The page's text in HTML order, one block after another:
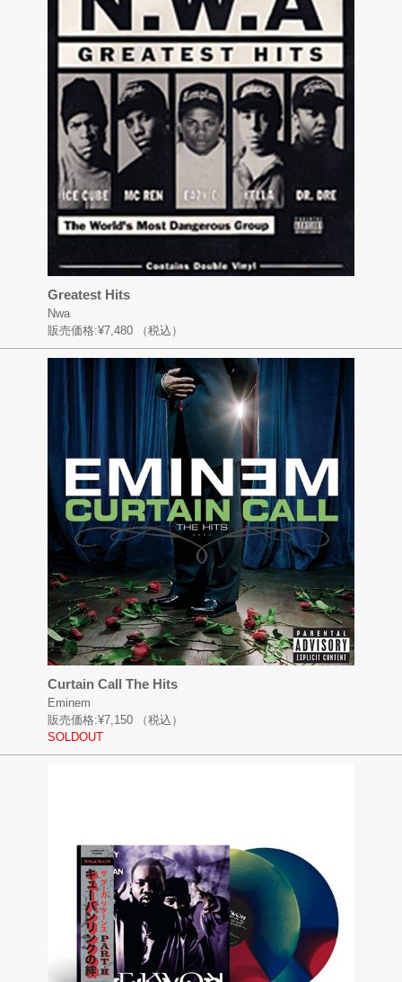
Greatest Hits
Nwa
販売価格:¥7,480 （税込）
Curtain Call The Hits
Eminem
販売価格:¥7,150
（税込）
SOLDOUT